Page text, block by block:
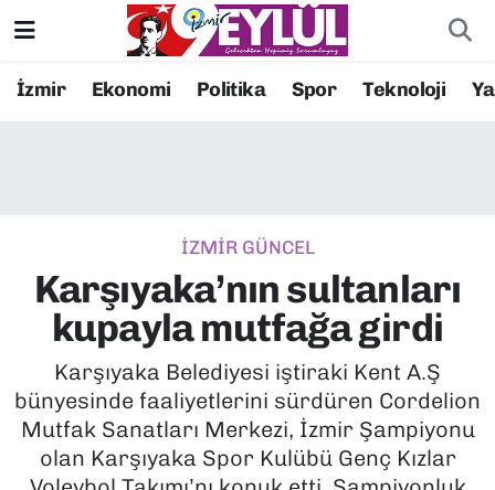
İzmir Ekonomi Politika Spor Teknoloji
İZMİR GÜNCEL
Karşıyaka’nın sultanları
kupayla mutfağa girdi
Karşıyaka Belediyesi iştiraki Kent A.Ş
bünyesinde faaliyetlerini sürdüren Cordelion
Mutfak Sanatları Merkezi, İzmir Şampiyonu
olan Karşıyaka Spor Kulübü Genç Kızlar
Resmi İlanlar
EKONOMİ
KÜLTÜR SANAT
MAGAZİN
POLİTİKA
Konak Nöbetçi Eczaneler
Süper Lig Puan Durumu ve Fikstür
Tüm Manşetler
Son Dakika Haberleri
Haber Arşivi